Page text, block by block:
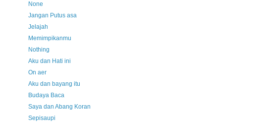
None
Jangan Putus asa
Jelajah
Memimpikanmu
Nothing
Aku dan Hati ini
On aer
Aku dan bayang itu
Budaya Baca
Saya dan Abang Koran
Sepisaupi